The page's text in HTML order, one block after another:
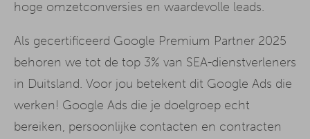
hoge omzetconversies en waardevolle leads.
Als gecertificeerd Google Premium Partner 2025
behoren we tot de top 3% van SEA-dienstverleners
in Duitsland. Voor jou betekent dit Google Ads die
werken! Google Ads die je doelgroep echt
bereiken, persoonlijke contacten en contracten